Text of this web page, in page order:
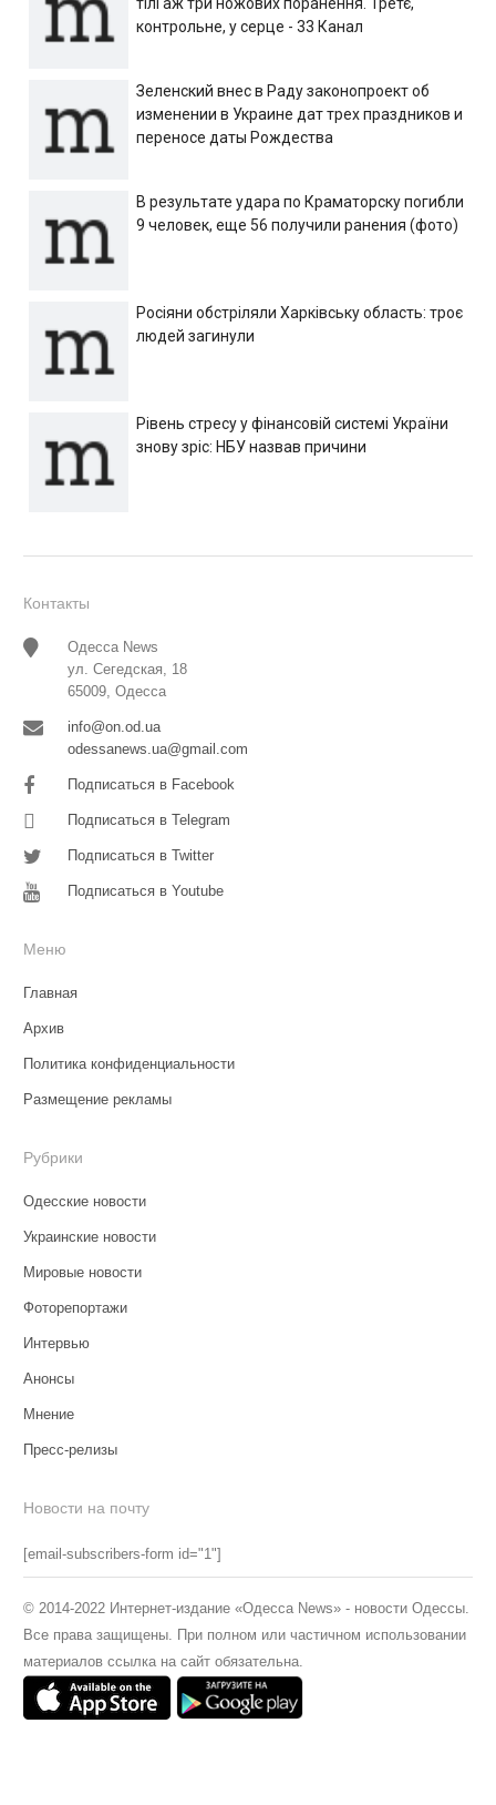
контрольне, у серце - 33 Канал
Зеленский внес в Раду законопроект об
изменении в Украине дат трех праздников и
переносе даты Рождества
В результате удара по Краматорску погибли
9 человек, еще 56 получили ранения (фото)
Росіяни обстріляли Харківську область: троє
людей загинули
Рівень стресу у фінансовій системі України
знову зріс: НБУ назвав причини
Контакты
Одесса News
ул. Сегедская, 18
65009, Одесса
info@on.od.ua
odessanews.ua@gmail.com
Подписаться в Facebook
Подписаться в Telegram
Подписаться в Twitter
Подписаться в Youtube
Меню
Главная
Архив
Политика конфиденциальности
Размещение рекламы
Рубрики
Одесские новости
Украинские новости
Мировые новости
Фоторепортажи
Интервью
Анонсы
Мнение
Пресс-релизы
Новости на почту
[email-subscribers-form id="1"]
© 2014-2022 Интернет-издание «Одесса News» - новости Одессы.
Все права защищены. При полном или частичном использовании
материалов ссылка на сайт обязательна.